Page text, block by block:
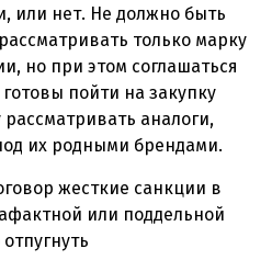
или нет. Не должно быть
только марку
но при этом соглашаться
пойти на закупку
аналоги,
их родными брендами.
жесткие санкции в
или поддельной